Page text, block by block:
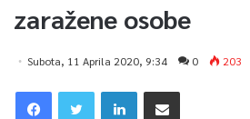
zaražene osobe
Subota, 11 Aprila 2020, 9:34 0 203